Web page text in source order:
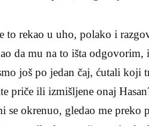
to rekao u uho, polako i
da mu na to išta
još po jedan čaj, ćutali ko­ji
priče ili izmišljene onaj
se okrenuo, gledao me preko